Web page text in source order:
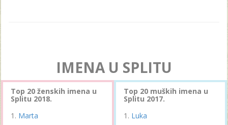
IMENA U SPLITU
Top 20 ženskih imena u
Splitu 2018.
Marta
Top 20 muških imena u
Splitu 2017.
Luka